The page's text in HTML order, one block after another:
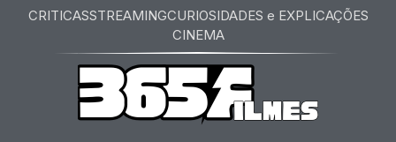
CRITICASSTREAMINGCURIOSIDADES e EXPLICAÇÕES
CINEMA